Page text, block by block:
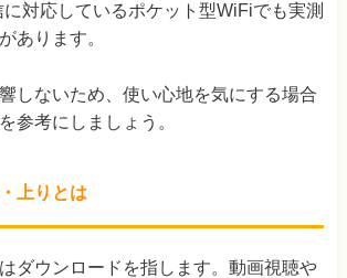
に対応しているポケット型WiFiでも実測
あります。
しないため、使い心地を気にする場合
参考にしましょう。
上りとは
ダウンロードを指します。動画視聴や